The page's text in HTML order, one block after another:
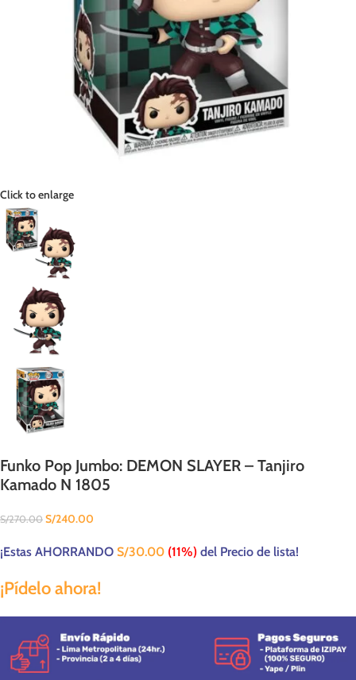
Click to enlarge
Funko Pop Jumbo: DEMON SLAYER – Tanjiro
Kamado N 1805
S/270.00 S/240.00
¡Estas AHORRANDO S/30.00 (11%) del Precio de lista!
¡Pídelo ahora!